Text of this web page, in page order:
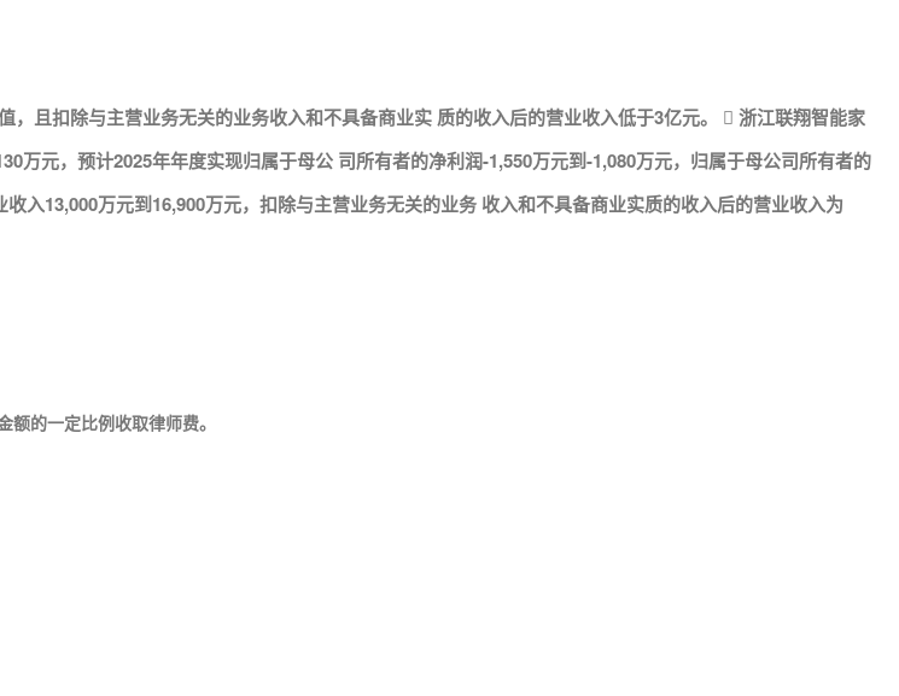
且扣除与主营业务无关的业务收入和不具备商业实 质的收入后的营业收入低于3亿元。  浙江联翔智能家
万元，预计2025年年度实现归属于母公 司所有者的净利润-1,550万元到-1,080万元，归属于母公司所有者的
入13,000万元到16,900万元，扣除与主营业务无关的业务 收入和不具备商业实质的收入后的营业收入为
的一定比例收取律师费。